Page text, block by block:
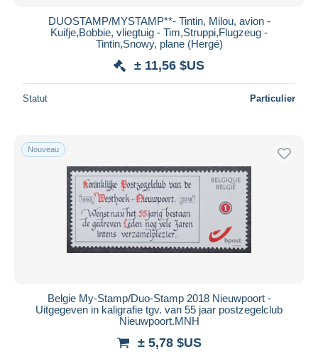
depuis
Prix
Livraison gratuite
Méthodes de paiement
PayPal
Virement bancaire
Visa
Mastercard
iDeal
Maestro
DUOSTAMP/MYSTAMP**- Tintin, Milou, avion -
Kuifje,Bobbie, vliegtuig - Tim,Struppi,Flugzeug -
Tintin,Snowy, plane (Hergé)
± 11,56 $US
Statut Particulier
Nouveau
Belgie My-Stamp/Duo-Stamp 2018 Nieuwpoort -
Uitgegeven in kaligrafie tgv. van 55 jaar postzegelclub
Nieuwpoort.MNH
± 5,78 $US